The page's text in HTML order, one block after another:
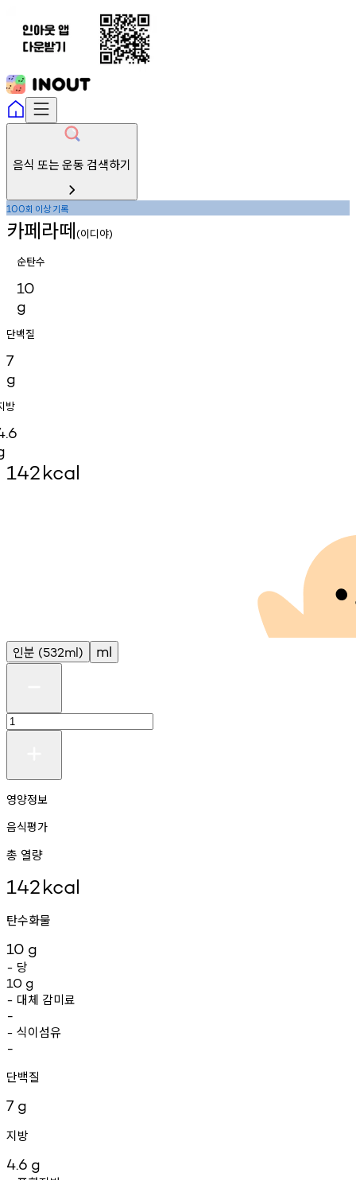
음식 또는 운동 검색하기
100회 이상기록
카페라떼(이디야)
순탄수
10
g
단백질
7
g
방
142kcal
인분 (532ml) ml
영양정보
음식평가
총 열량
142kcal
탄수화물
10 g
- 당
10 g
- 대체 감미료
-
- 식이섬유
-
단백질
7 g
지방
4.6 g